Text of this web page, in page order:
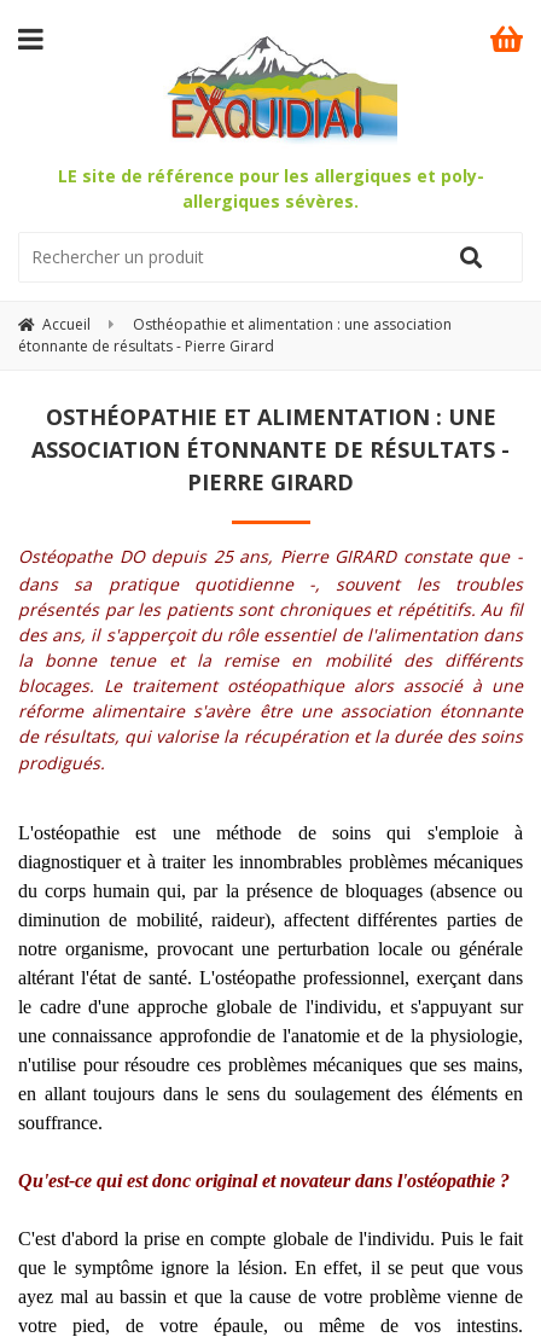
LE site de référence pour les allergiques et poly-
allergiques sévères.
Accueil
Osthéopathie et alimentation : une association
étonnante de résultats - Pierre Girard
OSTHÉOPATHIE ET ALIMENTATION : UNE
ASSOCIATION ÉTONNANTE DE RÉSULTATS -
PIERRE GIRARD
Ostéopathe DO depuis 25 ans, Pierre GIRARD constate que -
dans sa pratique quotidienne -, souvent les troubles
présentés par les patients sont chroniques et répétitifs. Au fil
des ans, il s'apperçoit du rôle essentiel de l'alimentation dans
la bonne tenue et la remise en mobilité des différents
blocages. Le traitement ostéopathique alors associé à une
réforme alimentaire s'avère être une association étonnante
de résultats, qui valorise la récupération et la durée des soins
prodigués.
L'ostéopathie est une méthode de soins qui s'emploie à
diagnostiquer et à traiter les innombrables problèmes mécaniques
du corps humain qui, par la présence de bloquages (absence ou
diminution de mobilité, raideur), affectent différentes parties de
notre organisme, provocant une perturbation locale ou générale
altérant l'état de santé. L'ostéopathe professionnel, exerçant dans
le cadre d'une approche globale de l'individu, et s'appuyant sur
une connaissance approfondie de l'anatomie et de la physiologie,
n'utilise pour résoudre ces problèmes mécaniques que ses mains,
en allant toujours dans le sens du soulagement des éléments en
souffrance.
Qu'est-ce qui est donc original et novateur dans l'ostéopathie ?
C'est d'abord la prise en compte globale de l'individu. Puis le fait
que le symptôme ignore la lésion. En effet, il se peut que vous
ayez mal au bassin et que la cause de votre problème vienne de
votre pied, de votre épaule, ou même de vos intestins.